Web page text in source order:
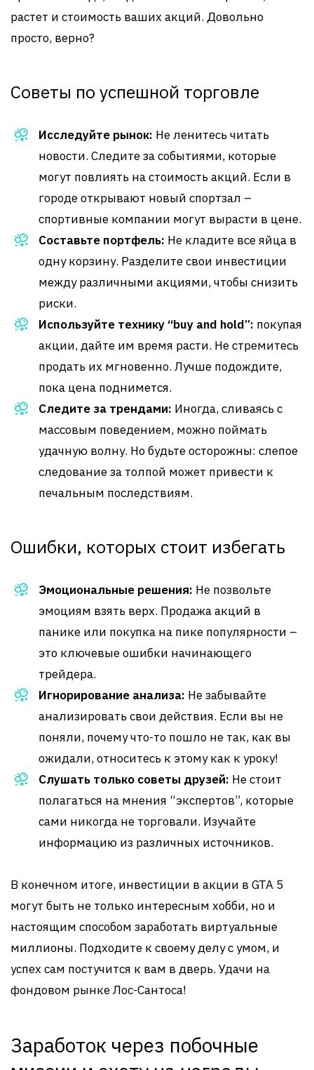
растет и стоимость ваших акций. Довольно
просто, верно?
Советы по успешной торговле
Исследуйте рынок: Не ленитесь читать
новости. Следите за событиями, которые
могут повлиять на стоимость акций. Если в
городе открывают новый спортзал –
спортивные компании могут вырасти в цене.
Составьте портфель: Не кладите все яйца в
одну корзину. Разделите свои инвестиции
между различными акциями, чтобы снизить
риски.
Используйте технику “buy and hold”: покупая
акции, дайте им время расти. Не стремитесь
продать их мгновенно. Лучше подождите,
пока цена поднимется.
Следите за трендами: Иногда, сливаясь с
массовым поведением, можно поймать
удачную волну. Но будьте осторожны: слепое
следование за толпой может привести к
печальным последствиям.
Ошибки, которых стоит избегать
Эмоциональные решения: Не позвольте
эмоциям взять верх. Продажа акций в
панике или покупка на пике популярности –
это ключевые ошибки начинающего
трейдера.
Игнорирование анализа: Не забывайте
анализировать свои действия. Если вы не
поняли, почему что-то пошло не так, как вы
ожидали, относитесь к этому как к уроку!
Слушать только советы друзей: Не стоит
полагаться на мнения “экспертов”, которые
сами никогда не торговали. Изучайте
информацию из различных источников.
В конечном итоге, инвестиции в акции в GTA 5
могут быть не только интересным хобби, но и
настоящим способом заработать виртуальные
миллионы. Подходите к своему делу с умом, и
успех сам постучится к вам в дверь. Удачи на
фондовом рынке Лос-Сантоса!
Заработок через побочные